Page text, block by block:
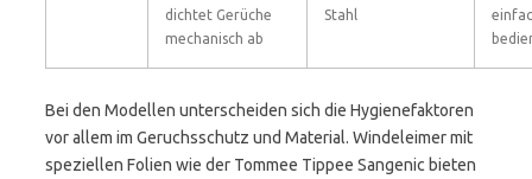
dichtet Gerüche
mechanisch ab
Stahl
Bei den Modellen unterscheiden sich die Hygienefaktoren
vor allem im Geruchsschutz und Material. Windeleimer mit
speziellen Folien wie der Tommee Tippee Sangenic bieten